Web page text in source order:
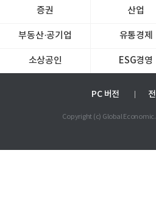
증권 산업
부동산·공기업 유통경제
소상공인 ESG경영
PC 버전
Copyright (c) Global